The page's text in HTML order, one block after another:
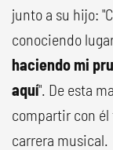
junto a su hijo:
conociendo
haciendo mi
aquí". De esta
compartir con él
carrera musical.